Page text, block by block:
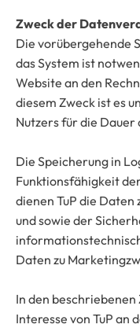
Zweck der
Die vorübergehende
das System ist
Website an den
diesem Zweck ist es
Nutzers für die
Die Speicherung in
Funktionsfähigkeit
dienen TuP die
und sowie der
Daten zu
In den
Interesse von TuP